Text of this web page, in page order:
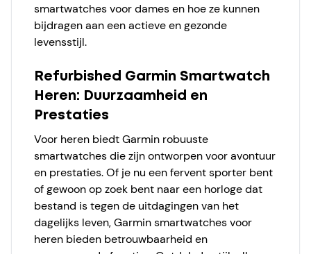
smartwatches voor dames en hoe ze kunnen
bijdragen aan een actieve en gezonde
levensstijl.
Refurbished Garmin Smartwatch
Heren: Duurzaamheid en
Prestaties
Voor heren biedt Garmin robuuste
smartwatches die zijn ontworpen voor avontuur
en prestaties. Of je nu een fervent sporter bent
of gewoon op zoek bent naar een horloge dat
bestand is tegen de uitdagingen van het
dagelijks leven, Garmin smartwatches voor
heren bieden betrouwbaarheid en